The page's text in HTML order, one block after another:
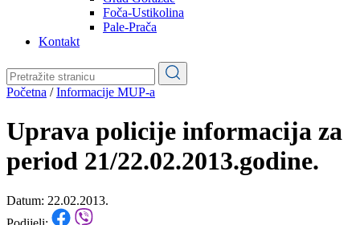
Općine
Pale-Prača
Kontakt
Početna/Informacije MUP-a
Uprava policije informacija za
period 21/22.02.2013.godine.